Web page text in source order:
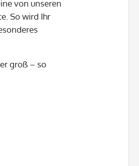
von unseren
So wird Ihr
groß – so